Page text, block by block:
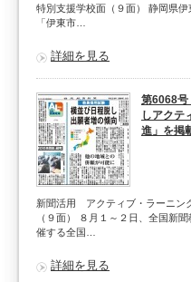
特別支援学校面（９面） 静岡県
「伊東市…
詳細を見る
第6068
しアクテ
進」を掲
新聞活用 アクティブ・ラーニン
（９面） ８月１～２日、全国新
催する全国…
詳細を見る